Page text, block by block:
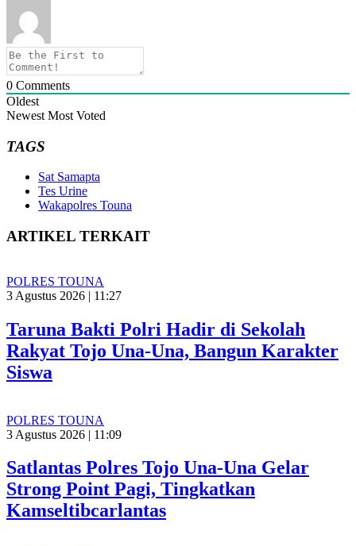
0 Comments
Oldest
Newest Most Voted
TAGS
Sat Samapta
Tes Urine
Wakapolres Touna
ARTIKEL TERKAIT
POLRES TOUNA
3 Agustus 2026 | 11:27
Taruna Bakti Polri Hadir di Sekolah
Rakyat Tojo Una-Una, Bangun Karakter
Siswa
POLRES TOUNA
3 Agustus 2026 | 11:09
Satlantas Polres Tojo Una-Una Gelar
Strong Point Pagi, Tingkatkan
Kamseltibcarlantas